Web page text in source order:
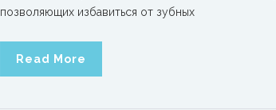
позволяющих избавиться от зубных
Read More